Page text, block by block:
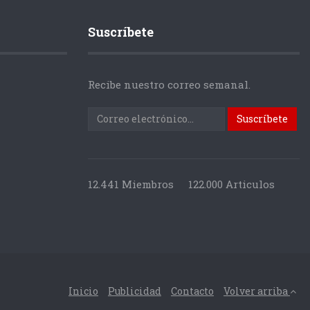
Suscríbete
Recibe nuestro correo semanal.
12.441 Miembros 122.000 Articulos
Inicio Publicidad Contacto Volver arriba